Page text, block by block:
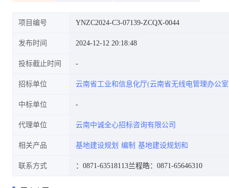
赋能中心设计》《南亚东南亚数
字双向出海基地网络建设专项规
项目编号 YNZC2024-C3-07139-ZCQX-0044
发布时间 2024-12-12 20:18:48
投标截止时间
招标单位 云南省工业和信息化厅(云南省无线电管理办公
中标单位
代理单位 云南中诚全心招标咨询有限公司
相关产品 基地建设规划 编制 基地建设规划和
联系方式 ：0871-63518113兰程皓：0871-65646310